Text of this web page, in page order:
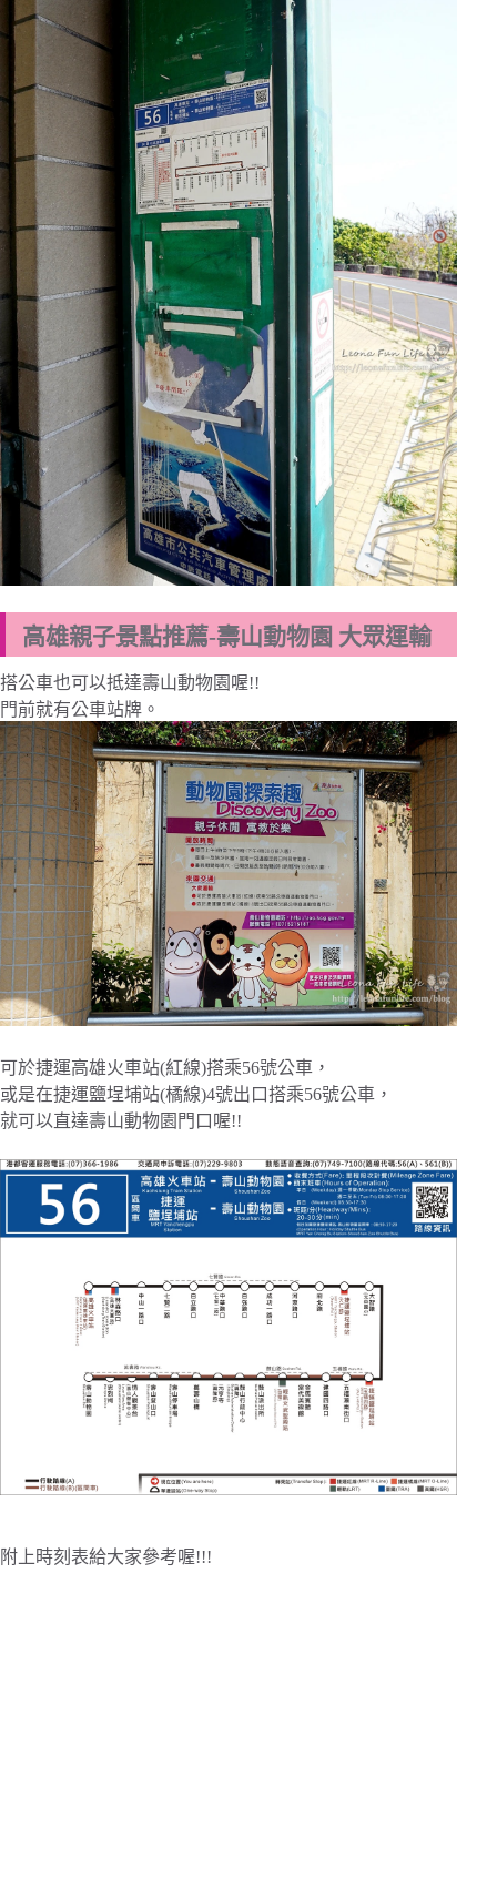
高雄親子景點推薦-壽山動物園 大眾運輸
搭公車也可以抵達壽山動物園喔!!
門前就有公車站牌。
可於捷運高雄火車站(紅線)搭乘56號公車，
或是在捷運鹽埕埔站(橘線)4號出口搭乘56號公車，
就可以直達壽山動物園門口喔!!
附上時刻表給大家參考喔!!!